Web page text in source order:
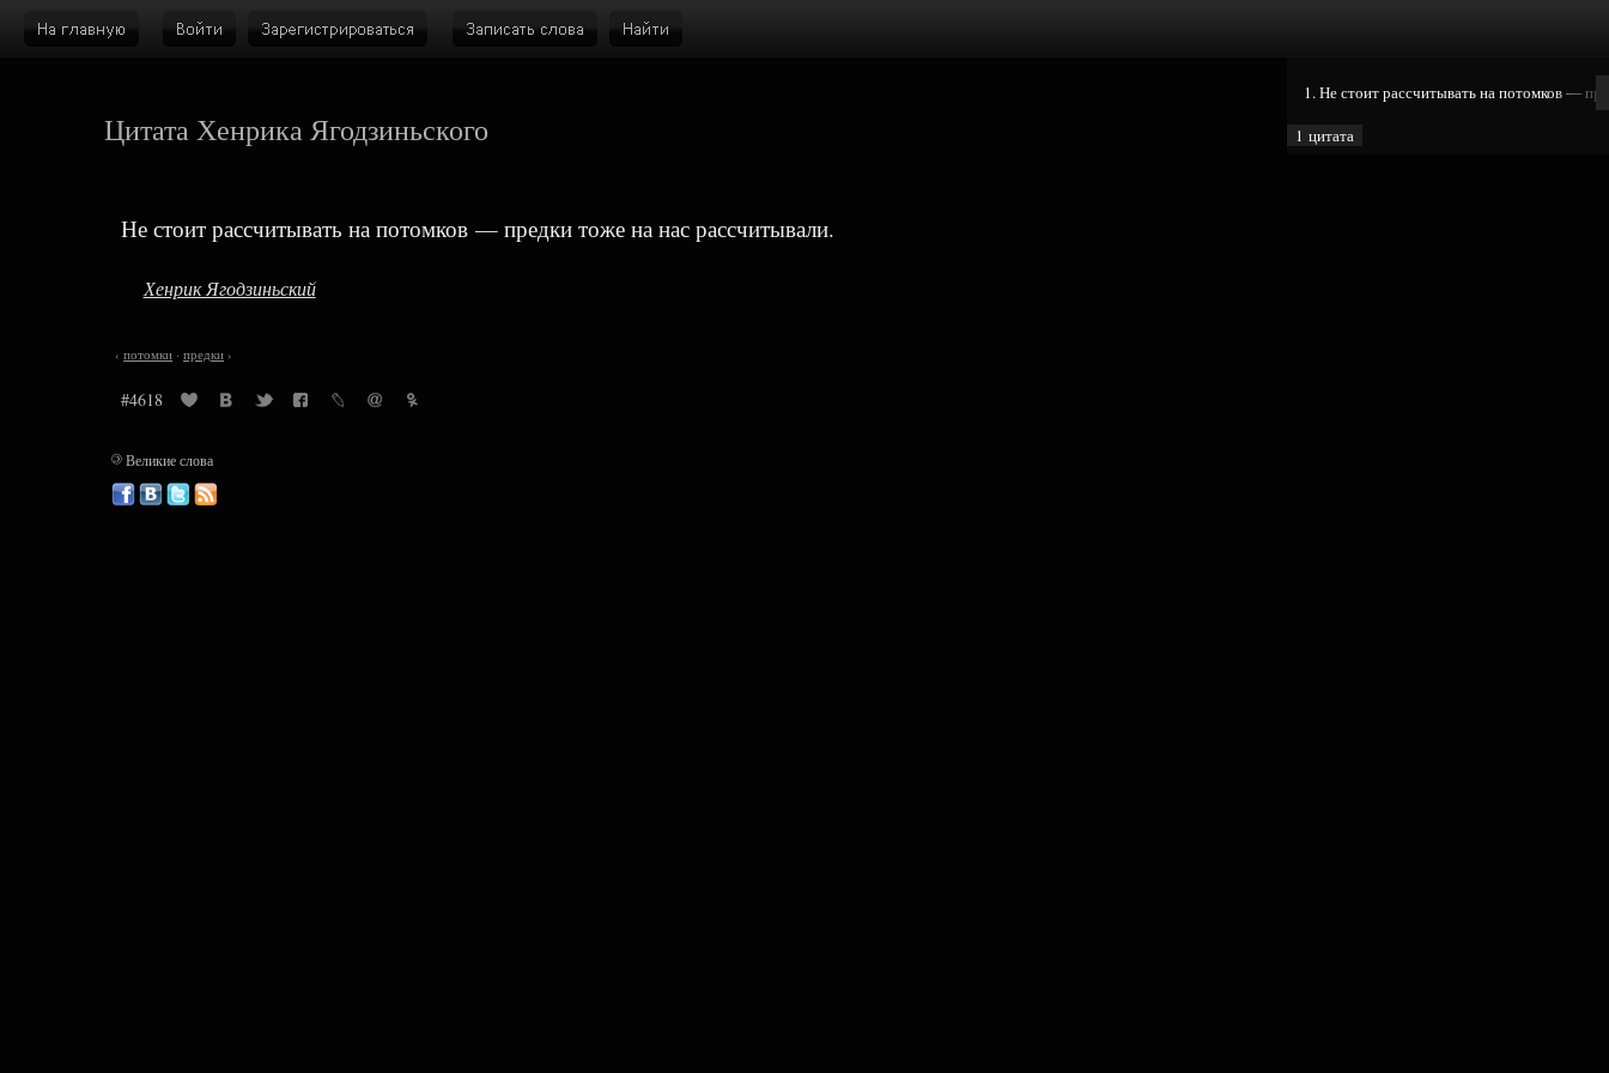
Цитата Хенрика Ягодзиньского
Не стоит рассчитывать на потомков — предки тоже на нас рассчитывали.
Хенрик Ягодзиньский
‹ потомки ·предки ›
#4618
1. Не стоит рассчитывать на потомков —
1 цитата
©Великие слова